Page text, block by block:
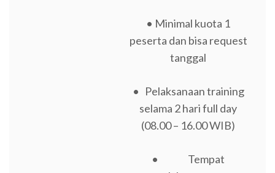
• Minimal kuota 1
peserta dan bisa request
tanggal
• Pelaksanaan training
selama 2 hari full day
(08.00 – 16.00 WIB)
• Tempat